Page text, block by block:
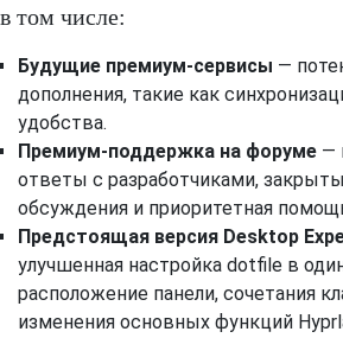
в том числе:
Будущие премиум-сервисы —
дополнения, такие как
удобства.
Премиум-поддержка на форуме —
ответы с разработчиками,
обсуждения и приоритетная
Предстоящая версия Desktop
улучшенная настройка dotfile в
расположение панели, сочетания
изменения основных функций